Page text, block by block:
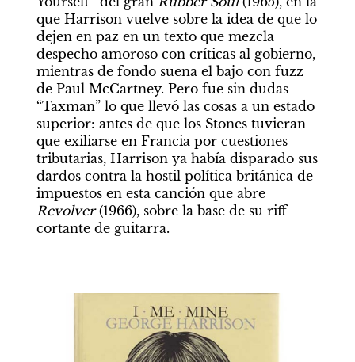
que Harrison vuelve sobre la idea de que lo
dejen en paz en un texto que mezcla
despecho amoroso con críticas al gobierno,
mientras de fondo suena el bajo con fuzz
de Paul McCartney. Pero fue sin dudas
“Taxman” lo que llevó las cosas a un estado
superior: antes de que los Stones tuvieran
que exiliarse en Francia por cuestiones
tributarias, Harrison ya había disparado sus
dardos contra la hostil política británica de
impuestos en esta canción que abre
Revolver (1966), sobre la base de su riff
cortante de guitarra.